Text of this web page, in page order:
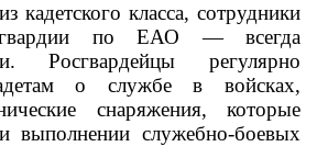
кадетского класса,сотрудники
по ЕАО — всегда
Росгвардейцы регулярно
о службе в войсках,
снаряжения, которые
выполнении служебно-боевых